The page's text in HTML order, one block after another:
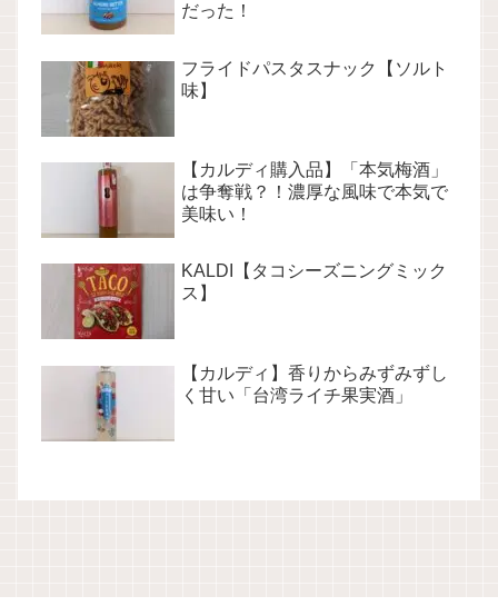
だった！
フライドパスタスナック【ソルト
味】
【カルディ購入品】「本気梅酒」
は争奪戦？！濃厚な風味で本気で
美味い！
KALDI【タコシーズニングミック
ス】
【カルディ】香りからみずみずし
く甘い「台湾ライチ果実酒」